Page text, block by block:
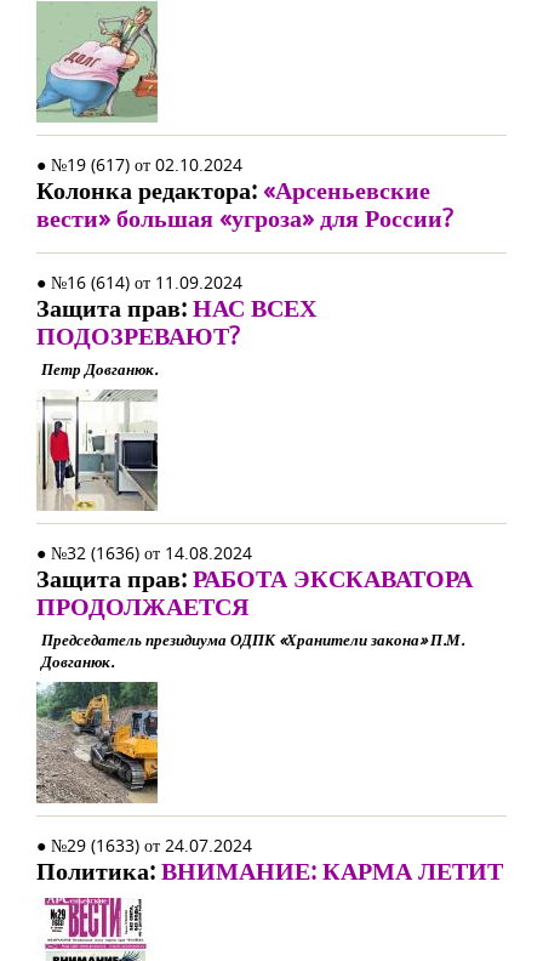
● №19 (617) от 02.10.2024
Колонка редактора:«Арсеньевские
вести» большая «угроза» для России?
● №16 (614) от 11.09.2024
Защита прав:НАС ВСЕХ
ПОДОЗРЕВАЮТ?
Петр Довганюк.
● №32 (1636) от 14.08.2024
Защита прав:РАБОТА ЭКСКАВАТОРА
ПРОДОЛЖАЕТСЯ
Председатель президиума ОДПК «Хранители закона» П.М.
Довганюк.
● №29 (1633) от 24.07.2024
Политика:ВНИМАНИЕ: КАРМА ЛЕТИТ